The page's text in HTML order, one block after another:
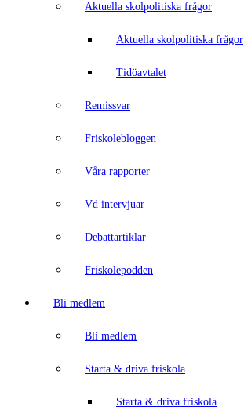
Aktuella skolpolitiska frågor
Aktuella skolpolitiska frågor
Tidöavtalet
Remissvar
Friskolebloggen
Våra rapporter
Vd intervjuar
Debattartiklar
Friskolepodden
Bli medlem
Bli medlem
Starta & driva friskola
Starta & driva friskola